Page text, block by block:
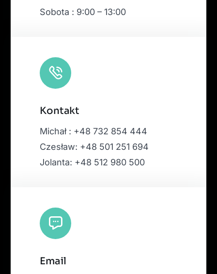
Sobota : 9:00 – 13:00
Kontakt
Michał : +48 732 854 444
Czesław: +48 501 251 694
Jolanta: +48 512 980 500
Email